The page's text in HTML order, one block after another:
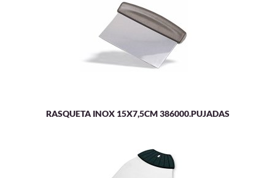
RASQUETA INOX 15X7,5CM 386000.PUJADAS